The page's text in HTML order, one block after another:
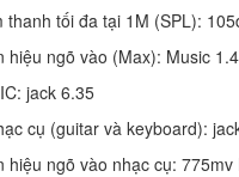
thanh tối đa tại 1M (SPL):
hiệu ngõ vào (Max): Music
jack 6.35
cụ (guitar và keyboard):
hiệu ngõ vào nhạc cụ: 775mv